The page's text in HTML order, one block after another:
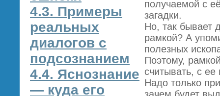
4.3. Примеры
реальных
диалогов с
подсознанием
4.4. Яснознание
— куда его
получаемой с
загадки.
Но, так бывает
рамкой? А
полезных
Поэтому,
считывать, с
Надо только